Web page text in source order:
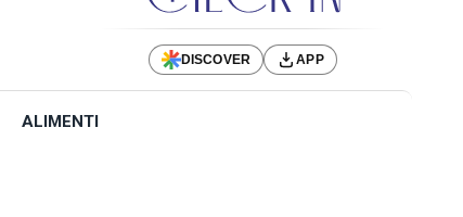
DISCOVER APP
ALIMENTI